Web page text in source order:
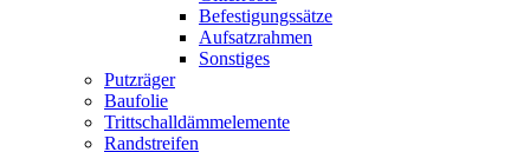
Befestigungssätze
Aufsatzrahmen
Sonstiges
Putzräger
Baufolie
Trittschalldämmelemente
Randstreifen